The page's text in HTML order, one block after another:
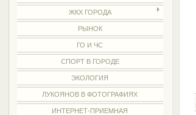
ЖКХ ГОРОДА
РЫНОК
ГО И ЧС
СПОРТ В ГОРОДЕ
ЭКОЛОГИЯ
ЛУКОЯНОВ В ФОТОГРАФИЯХ
ИНТЕРНЕТ-ПРИЕМНАЯ